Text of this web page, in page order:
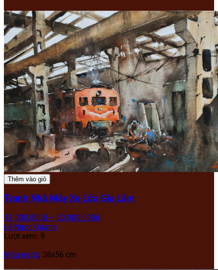
Thêm vào giỏ
Tranh Nhà Máy Xe Lửa Gia Lâm
11.000.000₫ – 50.000.000₫
Lê Ngọc Quang
Lượt xem: 9
Màu nước, 38x56 cm